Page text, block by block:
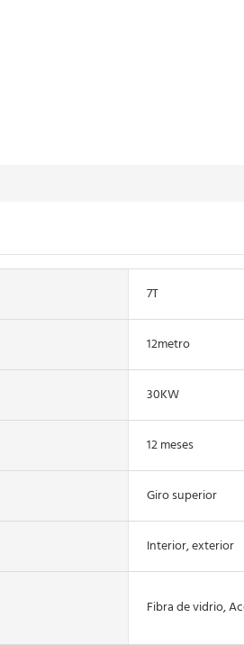
7T
12metro
30KW
12 meses
Giro superior
Interior, exterior
Fibra de vidrio,